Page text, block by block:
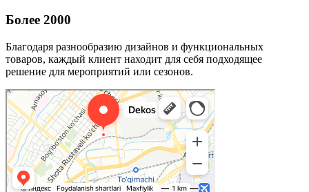
Более 2000
Благодаря разнообразию дизайнов и функциональных
товаров, каждый клиент находит для себя подходящее
решение для мероприятий или сезонов.